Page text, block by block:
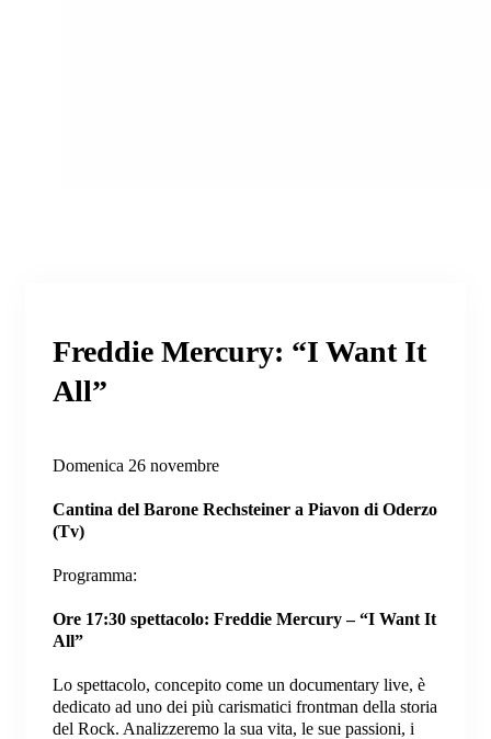
Freddie Mercury: “I Want It
All”
Domenica 26 novembre
Cantina del Barone Rechsteiner a Piavon di Oderzo
(Tv)
Programma:
Ore 17:30 spettacolo: Freddie Mercury – “I Want It
All”
Lo spettacolo, concepito come un documentary live, è
dedicato ad uno dei più carismatici frontman della storia
del Rock. Analizzeremo la sua vita, le sue passioni, i